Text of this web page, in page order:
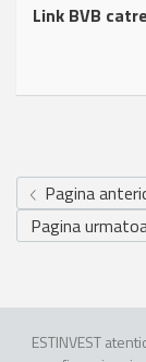
Link BVB
Pagina
Pagina
ESTINVEST